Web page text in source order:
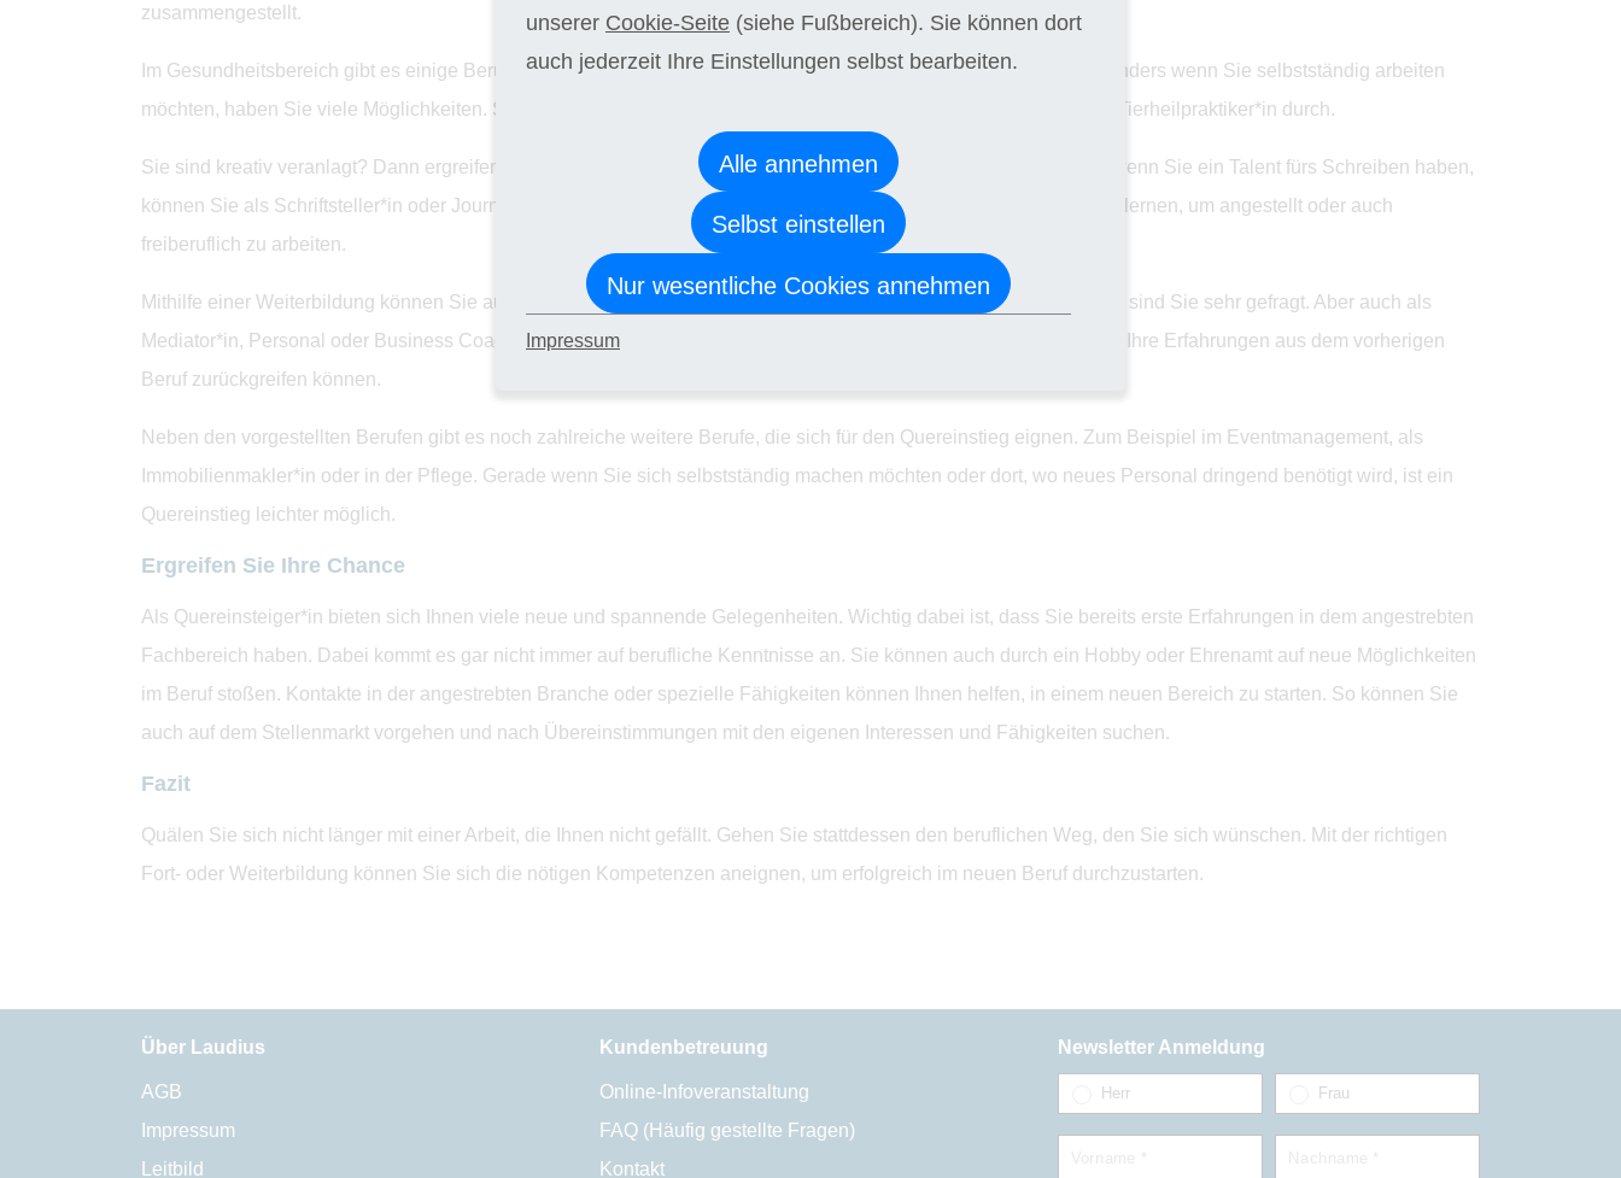
zusammengestellt.
Im Gesundheitsbereich gibt es einige Berufe, die mit einem Fernkurs oder einer Weiterbildung erlernbar sind. Besonders wenn Sie selbstständig arbeiten
möchten, haben Sie viele Möglichkeiten. Starten Sie z.B. in der Ernährungsberatung oder als Heilpraktiker*in bzw. Tierheilpraktiker*in durch.
Sie sind kreativ veranlagt? Dann ergreifen Sie die Chance und verdienen Sie Geld mit Ihrer Leidenschaft. Gerade wenn Sie ein Talent fürs Schreiben haben,
können Sie als Schriftsteller*in oder Journalist*in arbeiten. Mit einer Weiterbildung können Sie wichtige Kenntnisse lernen, um angestellt oder auch
freiberuflich zu arbeiten.
Mithilfe einer Weiterbildung können Sie außerdem als Coach arbeiten. Gerade im Gesundheits- und Fitnessbereich sind Sie sehr gefragt. Aber auch als
Mediator*in, Personal oder Business Coach finden Sie viele Möglichkeiten. Besonders sinnvoll ist es, wenn Sie auf Ihre Erfahrungen aus dem vorherigen
Beruf zurückgreifen können.
Neben den vorgestellten Berufen gibt es noch zahlreiche weitere Berufe, die sich für den Quereinstieg eignen. Zum Beispiel im Eventmanagement, als
Immobilienmakler*in oder in der Pflege. Gerade wenn Sie sich selbstständig machen möchten oder dort, wo neues Personal dringend benötigt wird, ist ein
Quereinstieg leichter möglich.
Ergreifen Sie Ihre Chance
Als Quereinsteiger*in bieten sich Ihnen viele neue und spannende Gelegenheiten. Wichtig dabei ist, dass Sie bereits erste Erfahrungen in dem angestrebten
Fachbereich haben. Dabei kommt es gar nicht immer auf berufliche Kenntnisse an. Sie können auch durch ein Hobby oder Ehrenamt auf neue Möglichkeiten
im Beruf stoßen. Kontakte in der angestrebten Branche oder spezielle Fähigkeiten können Ihnen helfen, in einem neuen Bereich zu starten. So können Sie
auch auf dem Stellenmarkt vorgehen und nach Übereinstimmungen mit den eigenen Interessen und Fähigkeiten suchen.
Fazit
Quälen Sie sich nicht länger mit einer Arbeit, die Ihnen nicht gefällt. Gehen Sie stattdessen den beruflichen Weg, den Sie sich wünschen. Mit der richtigen
Fort- oder Weiterbildung können Sie sich die nötigen Kompetenzen aneignen, um erfolgreich im neuen Beruf durchzustarten.
Über Laudius
AGB
Impressum
Leitbild
Kundenbetreuung
Online-Infoveranstaltung
FAQ (Häufig gestellte Fragen)
Kontakt
Newsletter Anmeldung
Herr Frau
unserer Cookie-Seite (siehe Fußbereich). Sie können dort
auch jederzeit Ihre Einstellungen selbst bearbeiten.
Alle annehmen
Selbst einstellen
Nur wesentliche Cookies annehmen
Impressum